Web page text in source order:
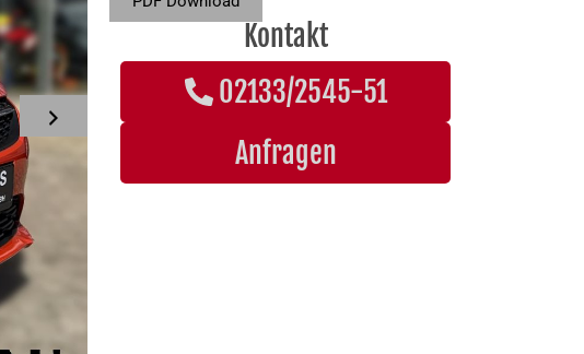
Kontakt
02133/2545-51
Anfragen